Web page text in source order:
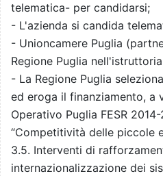
telematica- per candidarsi;
- L'azienda si candida
- Unioncamere Puglia
Regione Puglia
- La Regione Puglia
ed eroga il finanziamento, a
Operativo Puglia FESR
“Competitività delle piccole
3.5. Interventi di
internazionalizzazione dei